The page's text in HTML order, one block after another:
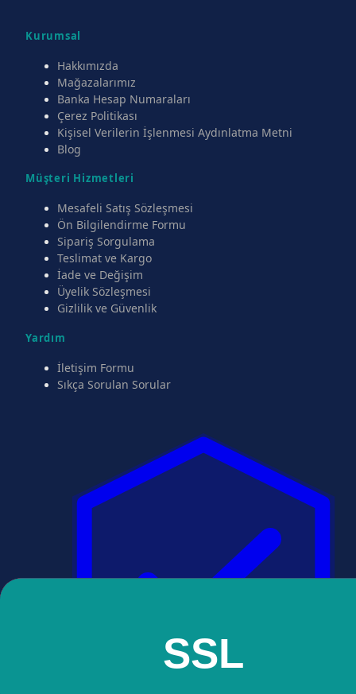
Kurumsal
Hakkımızda
Mağazalarımız
Banka Hesap Numaraları
Çerez Politikası
Kişisel Verilerin İşlenmesi Aydınlatma Metni
Blog
Müşteri Hizmetleri
Mesafeli Satış Sözleşmesi
Ön Bilgilendirme Formu
Sipariş Sorgulama
Teslimat ve Kargo
İade ve Değişim
Üyelik Sözleşmesi
Gizlilik ve Güvenlik
Yardım
İletişim Formu
Sıkça Sorulan Sorular